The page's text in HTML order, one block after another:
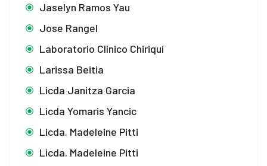
Jaselyn Ramos Yau
Jose Rangel
Laboratorio Clínico Chiriquí
Larissa Beitia
Licda Janitza Garcia
Licda Yomaris Yancic
Licda. Madeleine Pitti
Licda. Madeleine Pitti